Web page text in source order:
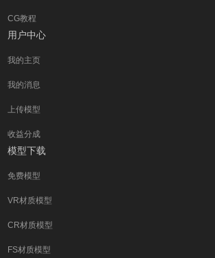
CG教程
用户中心
我的主页
我的消息
上传模型
收益分成
模型下载
免费模型
VR材质模型
CR材质模型
FS材质模型